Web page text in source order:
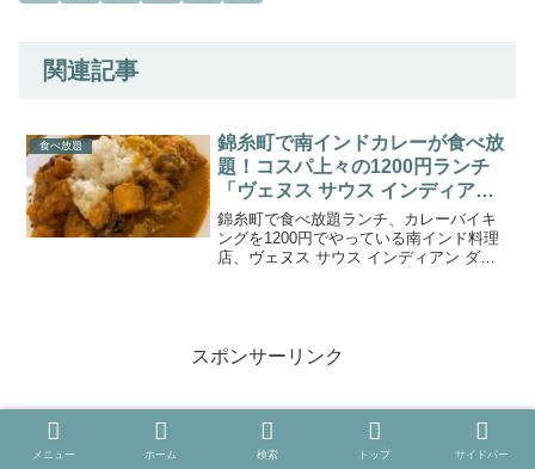
関連記事
食べ放題
錦糸町で南インドカレーが食べ放
題！コスパ上々の1200円ランチ
「ヴェヌス サウス インディアン
ダイニング」
錦糸町で食べ放題ランチ、カレーバイキ
ングを1200円でやっている南インド料理
店、ヴェヌス サウス インディアン ダイ
スポンサーリンク
メニュー ホーム 検索 トップ サイドバー